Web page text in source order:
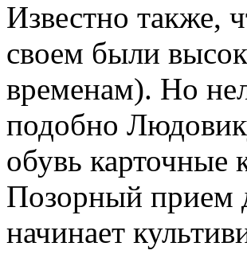
Известно также,
своем были
временам). Но
подобно
обувь карточные
Позорный прием
начинает